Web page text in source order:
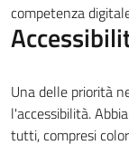
competenza
Una delle priorità
l'accessibilità.
tutti, compresi